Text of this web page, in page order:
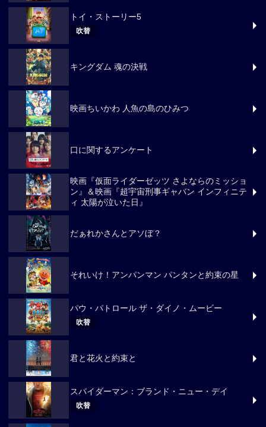
トイ・ストーリー5
吹替
キングダム 魂の決戦
映画ちいかわ 人魚の島のひみつ
口に関するアンケート
映画『仮面ライダーゼッツ さよならのミッショ
ン』＆映画『超宇宙刑事ギャバン インフィニテ
ィ 太陽が泣いた日』
だぁれかさんとアソぼ？
それいけ！アンパンマン パンタンと約束の星
パウ・パトロール ザ・ダイノ・ムービー
吹替
君と花火と約束と
スパイダーマン：ブランド・ニュー・デイ
吹替